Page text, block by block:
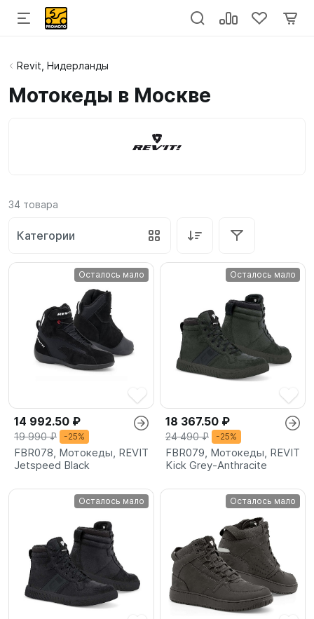
Revit, Нидерланды
Мотокеды в Москве
34 товара
Категории
Осталось мало
14 992.50 ₽
19 990 ₽ -25%
FBR078, Мотокеды, REVIT
Jetspeed Black
Осталось мало
18 367.50 ₽
24 490 ₽ -25%
FBR079, Мотокеды, REVIT
Kick Grey-Anthracite
Осталось мало Осталось мало